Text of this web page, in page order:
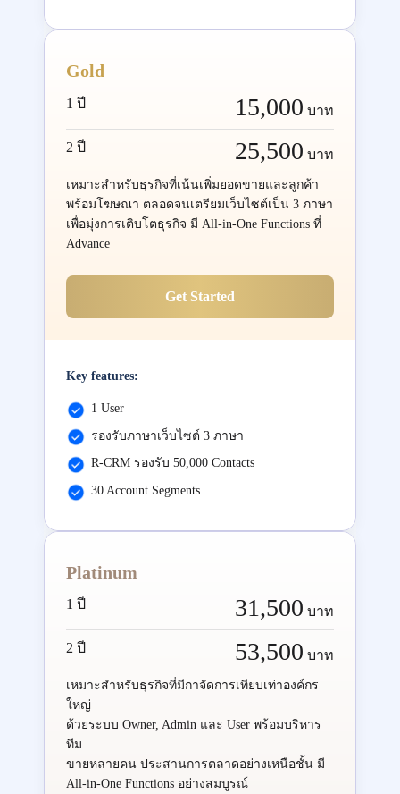
Gold
1 ปี 15,000 บาท
2 ปี 25,500 บาท
เหมาะสำหรับธุรกิจที่เน้นเพิ่มยอดขายและลูกค้า
พร้อมโฆษณา ตลอดจนเตรียมเว็บไซต์เป็น 3 ภาษา
เพื่อมุ่งการเติบโตธุรกิจ มี All-in-One Functions ที่
Advance
Get Started
Key features:
1 User
รองรับภาษาเว็บไซต์ 3 ภาษา
R-CRM รองรับ 50,000 Contacts
30 Account Segments
Platinum
1 ปี 31,500 บาท
2 ปี 53,500 บาท
เหมาะสำหรับธุรกิจที่มีกาจัดการเทียบเท่าองค์กร
ใหญ่
ด้วยระบบ Owner, Admin และ User พร้อมบริหาร
ทีม
ขายหลายคน ประสานการตลาดอย่างเหนือชั้น มี
All-in-One Functions อย่างสมบูรณ์